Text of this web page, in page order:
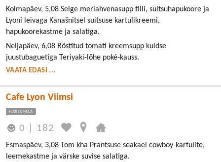
Kolmapäev, 5,08 Selge meriahvenasupp tilli, suitsuhapukoore ja
Lyoni leivaga Kanašnitsel suitsuse kartulikreemi,
hapukoorekastme ja salatiga.
Neljapäev, 6,08 Röstitud tomati kreemsupp kuldse
juustubaguetiga Teriyaki-lõhe poké-kauss.
VAATA EDASI ...
Cafe Lyon Viimsi
HARJUMAA
0 182
Esmaspäev, 3,08 Tom kha Prantsuse seakael cowboy-kartulite,
leemekastme ja värske suvise salatiga.